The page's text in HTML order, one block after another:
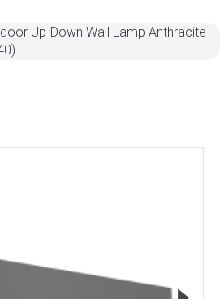
Up-Down Wall Lamp Anthracite